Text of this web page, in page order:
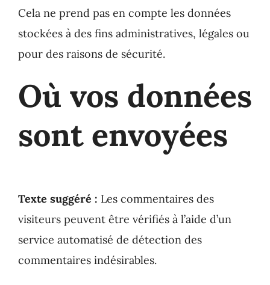
Cela ne prend pas en compte les données
stockées à des fins administratives, légales ou
pour des raisons de sécurité.
Où vos données
sont envoyées
Texte suggéré : Les commentaires des
visiteurs peuvent être vérifiés à l’aide d’un
service automatisé de détection des
commentaires indésirables.